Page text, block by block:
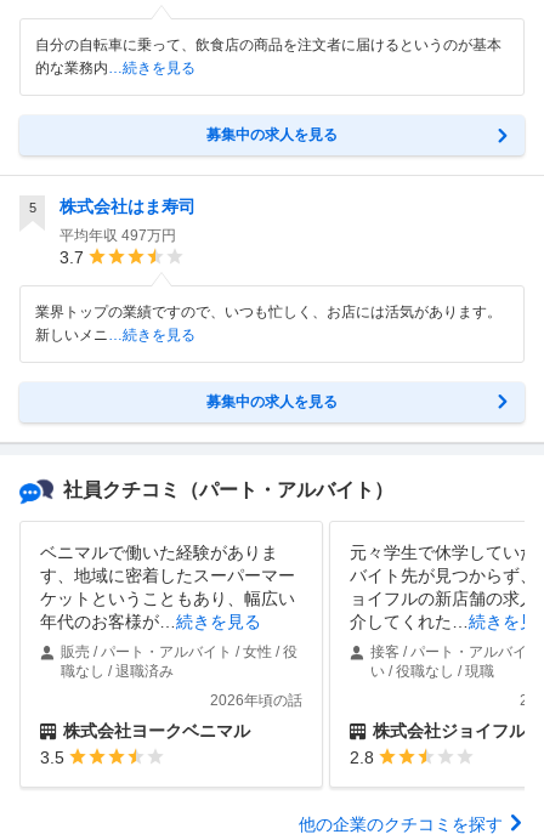
自分の自転車に乗って、飲食店の商品を注文者に届けるというのが基本
的な業務内…続きを見る
募集中の求人を見る
5 株式会社はま寿司
平均年収 497万円
3.7
業界トップの業績ですので、いつも忙しく、お店には活気があります。
新しいメニ
…続きを見る
募集中の求人を見る
社員クチコミ （パート・アルバイト）
ベニマルで働いた経験がありま
す、地域に密着したスーパーマー
ケットということもあり、幅広い
年代のお客様が
続きを見る
販売 / パート・アルバイト / 女性 / 役
職なし / 退職済み
2026年頃の話
株式会社ヨークベニマル
3.5
元々学生で休学していた
バイト先が見つからず、
ョイフルの新店舗の求人
介してくれた
続きを見
接客 / パート・アルバイ
い / 役職なし / 現職
株式会社ジョイフル
2.8
他の企業のクチコミを探す